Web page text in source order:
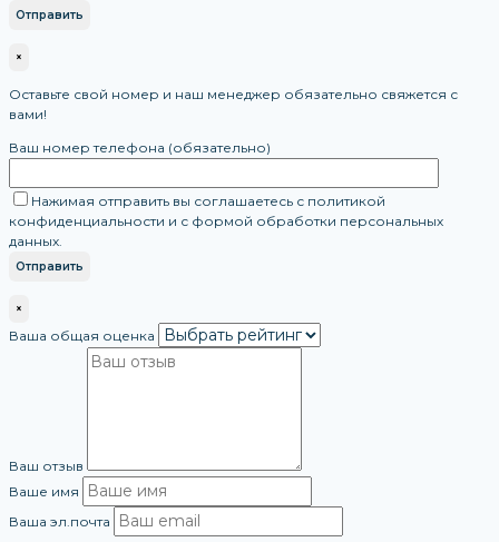
×
Оставьте свой номер и наш менеджер обязательно свяжется с
вами!
Ваш номер телефона (обязательно)
Нажимая отправить вы соглашаетесь с политикой
конфиденциальности и с формой обработки персональных
данных.
×
Ваша общая оценка
Ваш отзыв
Ваше имя
Ваша эл.почта